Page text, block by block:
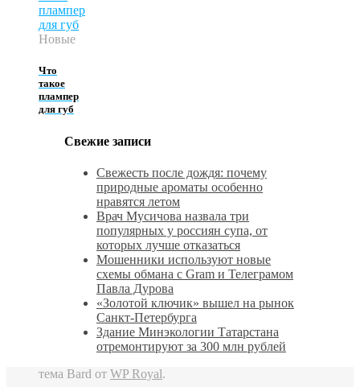
Новые
Что
такое
плампер
для губ
Свежие записи
Свежесть после дождя: почему
природные ароматы особенно
нравятся летом
Врач Мусичова назвала три
популярных у россиян супа, от
которых лучше отказаться
Мошенники используют новые
схемы обмана с Gram и Телеграмом
Павла Дурова
«Золотой ключик» вышел на рынок
Санкт‑Петербурга
Здание Минэкологии Татарстана
отремонтируют за 300 млн рублей
тема Bard от WP Royal.